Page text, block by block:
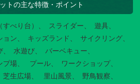
トの主な特徴・ポイント
べり台） スライダー
遊具
ョン キッズランド
サイクリング
水遊び
バーベキュー
プ場 プール
ワークショップ
芝生広場 里山風景
野鳥観察